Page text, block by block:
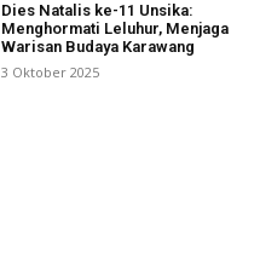
Dies Natalis ke-11 Unsika:
Menghormati Leluhur, Menjaga
Warisan Budaya Karawang
3 Oktober 2025